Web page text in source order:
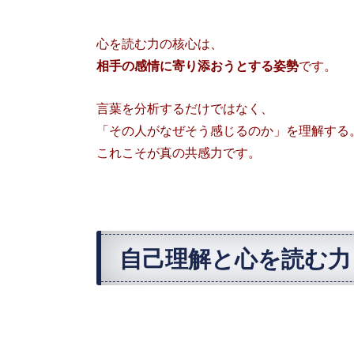
心を読む力の核心は、
相手の感情に寄り添おうとする姿勢です。
言葉を分析するだけではなく、
「その人がなぜそう感じるのか」を理解する
これこそが真の共感力です。
自己理解と心を読む力